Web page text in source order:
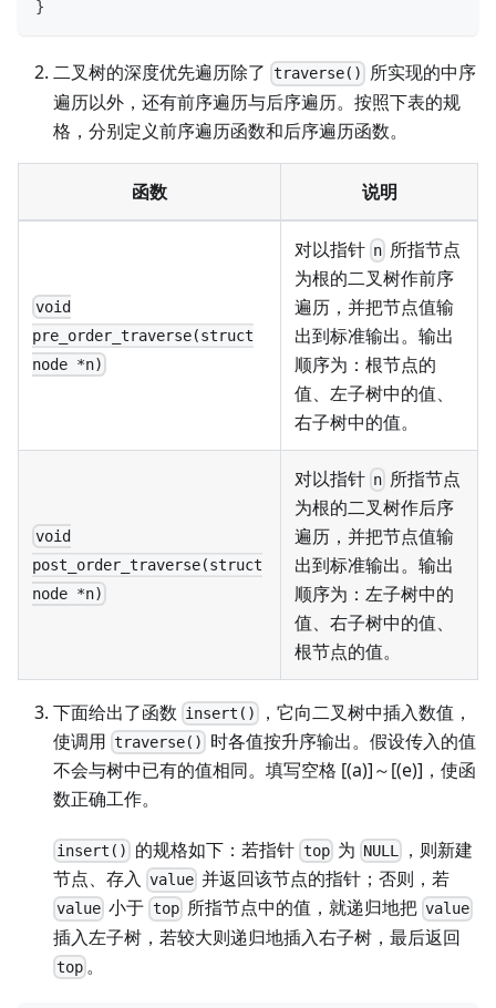
}
二叉树的深度优先遍历除了 traverse()
所实现的中序
遍历以外，还有前序遍历与后序遍历。按照下表的规
格，分别定义前序遍历函数和后序遍历函数。
函数 说明
void
pre_order_traverse(struct
node *n)
对以指针 n 所指节点
为根的二叉树作前序
遍历，并把节点值输
出到标准输出。输出
顺序为：根节点的
值、左子树中的值、
右子树中的值。
void
post_order_traverse(struct
node *n)
对以指针 n 所指节点
为根的二叉树作后序
遍历，并把节点值输
出到标准输出。输出
顺序为：左子树中的
值、右子树中的值、
根节点的值。
下面给出了函数 insert()
，它向二叉树中插入数值，
使调用 traverse()
时各值按升序输出。假设传入的值
不会与树中已有的值相同。填写空格 [(a)]～[(e)]，使函
数正确工作。
insert() 的规格如下：若指针 top为 NULL
，则新建
节点、存入 value 并返回该节点的指针；否则，若
value 小于 top所指节点中的值，就递归地把 value
插入左子树，若较大则递归地插入右子树，最后返回
top 。